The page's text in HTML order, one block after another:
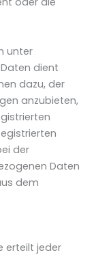
unter
dient
dazu, der
anzubieten,
der
Daten
dem
erteilt jeder